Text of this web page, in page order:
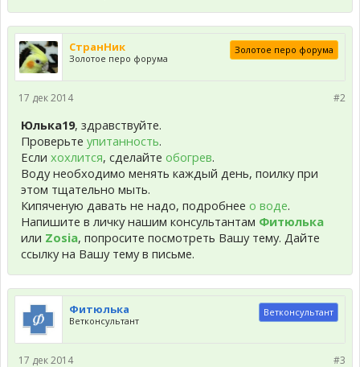
СтранНик
Золотое перо форума
Золотое перо форума
#2
17 дек 2014
Юлька19, здравствуйте.
Проверьте упитанность.
Если хохлится, сделайте обогрев.
Воду необходимо менять каждый день, поилку при
этом тщательно мыть.
Кипяченую давать не надо, подробнее о воде.
Напишите в личку нашим консультантам Фитюлька
или Zosia, попросите посмотреть Вашу тему. Дайте
ссылку на Вашу тему в письме.
Фитюлька
Ветконсультант
Ветконсультант
#3
17 дек 2014